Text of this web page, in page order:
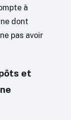
à
dont
pas avoir
et